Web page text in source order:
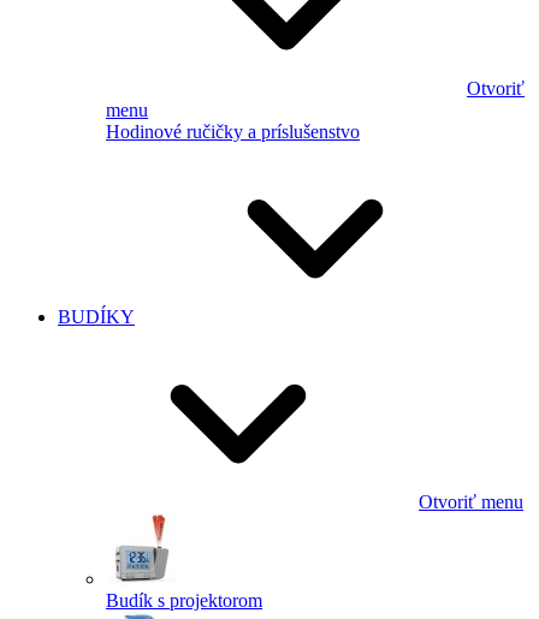
Otvoriť
menu
Hodinové ručičky a príslušenstvo
BUDÍKY
Otvoriť menu
Budík s projektorom